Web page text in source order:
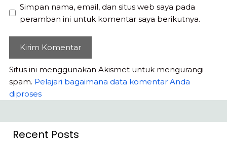
Simpan nama, email, dan situs web saya pada
peramban ini untuk komentar saya berikutnya.
Situs ini menggunakan Akismet untuk mengurangi
spam. Pelajari bagaimana data komentar Anda
diproses
Recent Posts